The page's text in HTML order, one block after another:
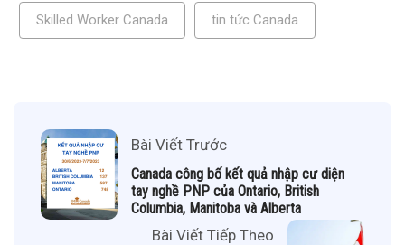
Skilled Worker Canada tin tức Canada
Bài Viết Trước
Canada công bố kết quả nhập cư diện
tay nghề PNP của Ontario, British
Columbia, Manitoba và Alberta
Bài Viết Tiếp Theo